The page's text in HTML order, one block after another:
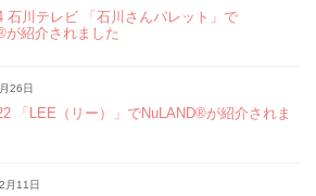
石川テレビ 「石川さんパレット」で
が紹介されました
26日
「LEE（リー）」でNuLAND®︎が紹介されま
月11日